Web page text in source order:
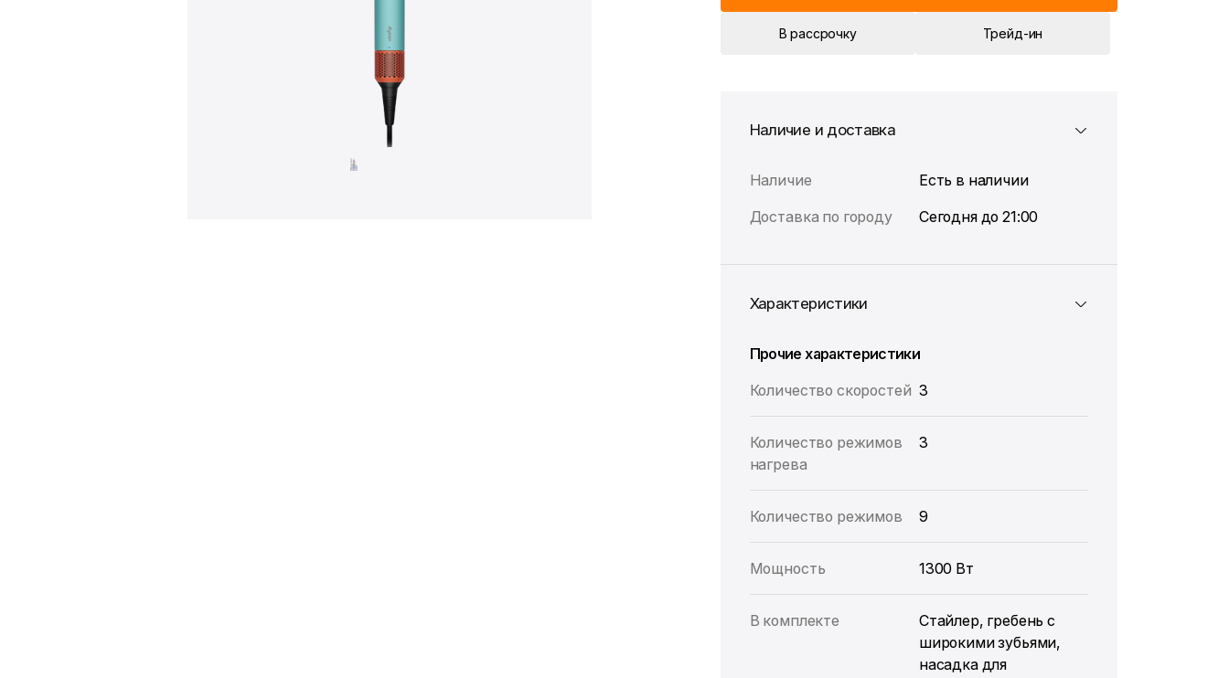
В рассрочку Трейд-ин
Наличие и доставка
Наличие
Есть в наличии
Доставка по городу
Сегодня до 21:00
Характеристики
Прочие характеристики
Количество скоростей 3
Количество режимов
нагрева
3
Количество режимов 9
Мощность 1300 Вт
В комплекте
Стайлер, гребень с
широкими зубьями,
насадка для